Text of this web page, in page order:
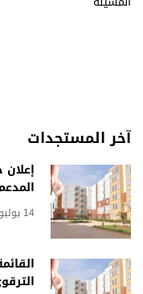
آخر المستجدات
14 يوليو، 2026